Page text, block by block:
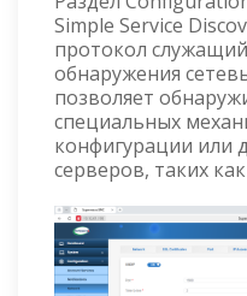
Simple Service
протокол
обнаружения
позволяет
специальных
конфигурации или
серверов, таких